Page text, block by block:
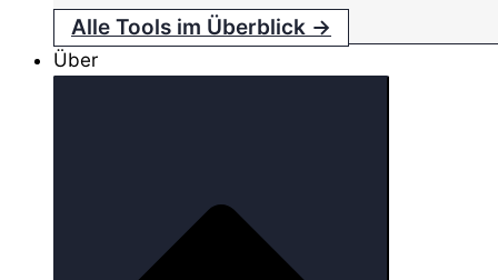
Alle Tools im Überblick →
Über